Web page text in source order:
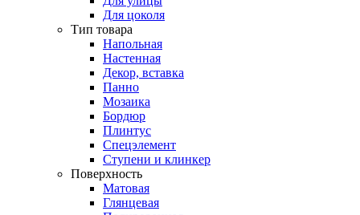
Для цоколя
Тип товара
Напольная
Настенная
Декор, вставка
Панно
Мозаика
Бордюр
Плинтус
Спецэлемент
Ступени и клинкер
Поверхность
Матовая
Глянцевая